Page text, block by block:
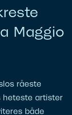
Maggio
råeste
heteste artister
både